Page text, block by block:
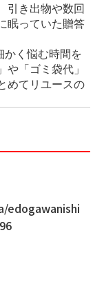
引き出物や数回
眠っていた贈答
かく悩む時間を
「ゴミ袋代」
めてリユースの
edogawanishi